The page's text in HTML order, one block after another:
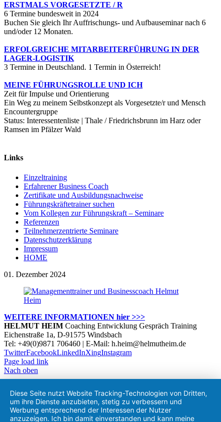
ERSTMALS VORGESETZTE / R
6 Termine bundesweit in 2024
Buchen Sie gleich Ihr Auffrischungs- und Aufbauseminar nach 6
und/oder 12 Monaten.
ERFOLGREICHE MITARBEITERFÜHRUNG IN DER
LAGER-LOGISTIK
3 Termine in Deutschland. 1 Termin in Österreich!
MEINE FÜHRUNGSROLLE UND ICH
Zeit für Impulse und Orientierung
Ein Weg zu meinem Selbstkonzept als Vorgesetzte/r und Mensch
Encountergruppe
Status: Interessentenliste | Thale / Friedrichsbrunn im Harz oder
Ramsen im Pfälzer Wald
Links
Einzeltraining
Erfahrener Business Coach
Zertifikate und Ausbildungsnachweise
Führungskräftetrainer suchen
Vom Kollegen zur Führungskraft – Seminare
Referenzen
Teilnehmerzentrierte Seminare
Datenschutzerklärung
Impressum
HOME
01. Dezember 2024
WEITERE INFORMATIONEN hier >>>
HELMUT HEIM Coaching Entwicklung Gespräch Training
Eichenstraße 1a, D-91575 Windsbach
Tel: +49(0)9871 706460 | E-Mail: h.heim@helmutheim.de
TwitterFacebookLinkedInXingInstagram
Page load link
Diese Seite nutzt Website Tracking-Technologien von Dritten,
um ihre Dienste anzubieten, stetig zu verbessern und
Werbung entsprechend der Interessen der Nutzer
anzuzeigen. Ich bin damit einverstanden und kann meine
Nach oben